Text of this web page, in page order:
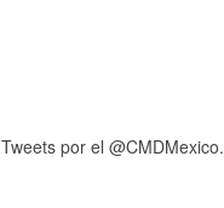
Tweets por el @CMDMexico.